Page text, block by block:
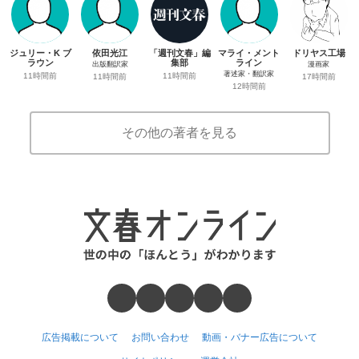
ジュリー・K ブ
ラウン
11時間前
依田光江
出版翻訳家
11時間前
「週刊文春」編
集部
11時間前
マライ・メント
ライン
著述家・翻訳家
12時間前
ドリヤス工場
漫画家
17時間前
その他の著者を見る
広告掲載について お問い合わせ 動画・バナー広告について